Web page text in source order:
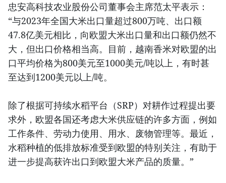
忠安高科技农业股份公司董事会主席范太平表示：
“与2023年全国大米出口量超过800万吨、出口额
47.8亿美元相比，向欧盟大米出口量和出口额仍然不
大，但出口价格相当高。目前，越南香米对欧盟的出
口平均价格为800美元至1000美元/吨以上，有时甚
至达到1200美元以上/吨。
除了根据可持续水稻平台（SRP）对耕作过程提出要
求外，欧盟各国还考虑大米供应链的许多方面，例如
工作条件、劳动力使用、用水、废物管理等。最近，
水稻种植的低排放标准受到欧盟的特别关注，有助于
进一步提高获许出口到欧盟大米产品的质量。”